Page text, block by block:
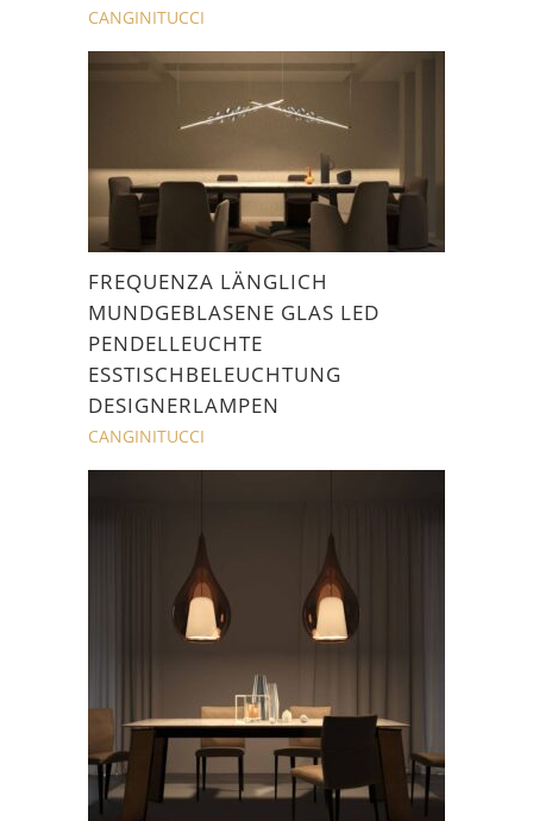
CANGINITUCCI
FREQUENZA LÄNGLICH
MUNDGEBLASENE GLAS LED
PENDELLEUCHTE
ESSTISCHBELEUCHTUNG
DESIGNERLAMPEN
CANGINITUCCI